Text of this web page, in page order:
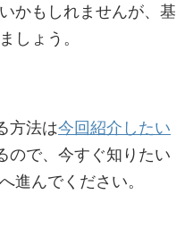
かもしれませんが、基
しょう。
方法は今回紹介したい
ので、今すぐ知りたい
進んでください。